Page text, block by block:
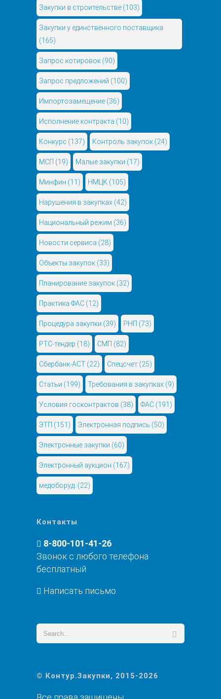
Закупки в строительстве (103)
Закупки у единственного поставщика
(165)
Запрос котировок (90)
Запрос предложений (100)
Импортозамещение (36)
Исполнение контракта (10)
Конкурс (137) Контроль закупок (24)
МСП (19) Малые закупки (17)
Минфин (11) НМЦК (105)
Нарушения в закупках (42)
Национальный режим (36)
Новости сервиса (28)
Объекты закупок (33)
Планирование закупок (32)
Практика ФАС (12)
Процедура закупки (39) РНП (73)
РТС-тендер (18) СМП (82)
Сбербанк-АСТ (22) Спецсчет (25)
Статьи (199) Требования в закупках (9)
Условия госконтрактов (38) ФАС (191)
ЭТП (151) Электронная подпись (50)
Электронные закупки (60)
Электронный аукцион (167)
медоборуд. (22)
Контакты
8-800-101-41-26
Звонок с любого телефона
бесплатный
Написать письмо
© Контур.Закупки, 2015-2026